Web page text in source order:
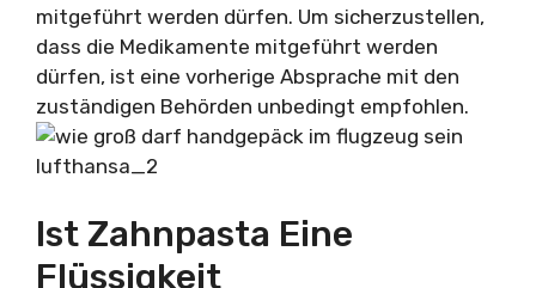
mitgeführt werden dürfen. Um sicherzustellen,
dass die Medikamente mitgeführt werden
dürfen, ist eine vorherige Absprache mit den
zuständigen Behörden unbedingt empfohlen.
Ist Zahnpasta Eine
Flüssigkeit